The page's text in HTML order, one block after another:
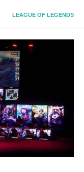
LEAGUE OF LEGENDS